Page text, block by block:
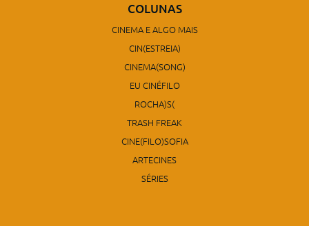
COLUNAS
CINEMA E ALGO MAIS
CIN(ESTREIA)
CINEMA(SONG)
EU CINÉFILO
ROCHA)S(
TRASH FREAK
CINE(FILO)SOFIA
ARTECINES
SÉRIES